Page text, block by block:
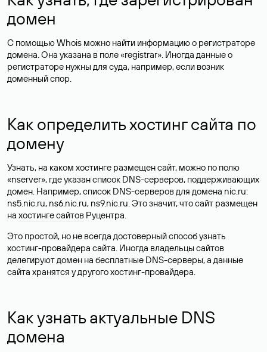
домен
С помощью Whois можно найти информацию о регистраторе
домена. Она указана в поле «registrar». Иногда данные о
регистраторе нужны для суда, например, если возник
доменный спор.
Как определить хостинг сайта по
домену
Узнать, на каком хостинге размещен сайт, можно по полю
«nserver», где указан список DNS-серверов, поддерживающих
домен. Например, список DNS-серверов для домена nic.ru:
ns5.nic.ru, ns6.nic.ru, ns9.nic.ru. Это значит, что сайт размещен
на хостинге сайтов Руцентра.
Это простой, но не всегда достоверный способ узнать
хостинг-провайдера сайта. Иногда владельцы сайтов
делегируют домен на бесплатные DNS-серверы, а данные
сайта хранятся у другого хостинг-провайдера.
Как узнать актуальные DNS
домена